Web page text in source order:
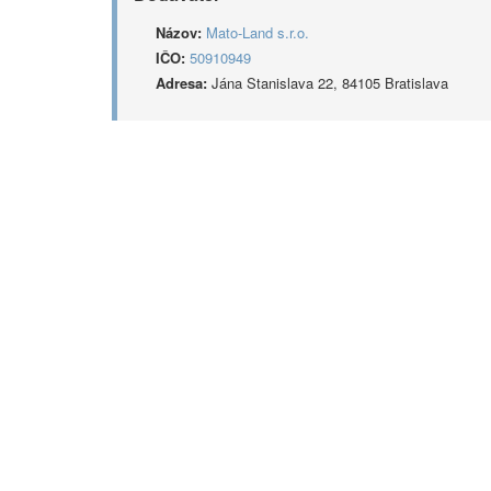
Názov: Mato-Land s.r.o.
IČO: 50910949
Adresa: Jána Stanislava 22, 84105 Bratislava